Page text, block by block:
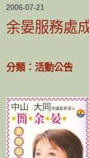
2006-07-21
余晏服務處
分類：活動公告